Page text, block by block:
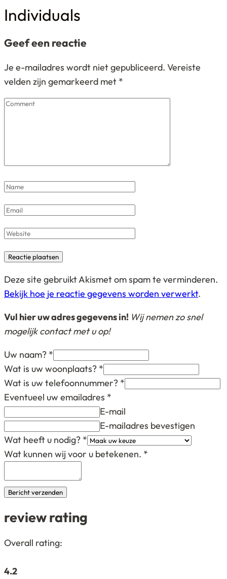
Individuals
Geef een reactie
Je e-mailadres wordt niet gepubliceerd. Vereiste
velden zijn gemarkeerd met *
Comment
Name*
Email*
Website
Deze site gebruikt Akismet om spam te verminderen.
Bekijk hoe je reactie gegevens worden verwerkt.
Vul hier uw adres gegevens in! Wij nemen zo snel
mogelijk contact met u op!
Uw naam? *
Wat is uw woonplaats? *
Wat is uw telefoonnummer? *
Eventueel uw emailadres *
E-mail
E-mailadres bevestigen
Wat heeft u nodig? *
Wat kunnen wij voor u betekenen. *
Bericht verzenden
review rating
4,2
based
Overall rating:
4.2